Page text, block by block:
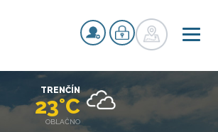
TRENČÍN
23°C
OBLAČNO